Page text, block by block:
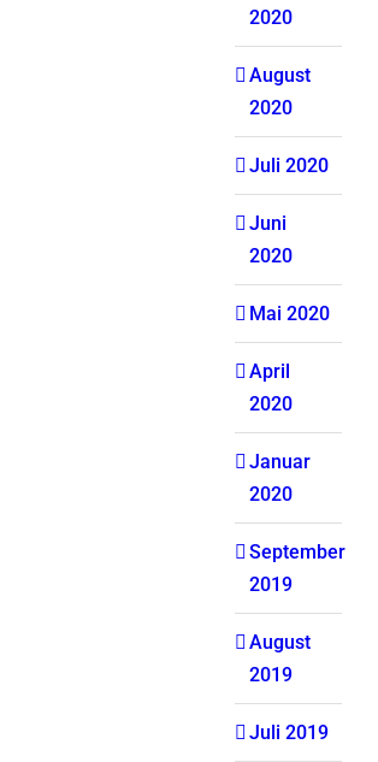
2020
August
2020
Juli 2020
Juni
2020
Mai 2020
April
2020
Januar
2020
September
2019
August
2019
Juli 2019